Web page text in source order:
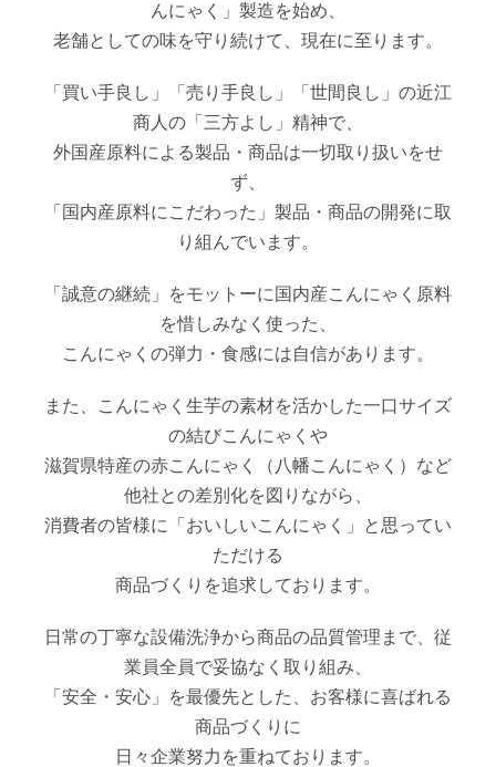
んにゃく」製造を始め、
老舗としての味を守り続けて、現在に至ります。
「買い手良し」「売り手良し」「世間良し」の近江
商人の「三方よし」精神で、
外国産原料による製品・商品は一切取り扱いをせ
ず、
「国内産原料にこだわった」製品・商品の開発に取
り組んでいます。
「誠意の継続」をモットーに国内産こんにゃく原料
を惜しみなく使った、
こんにゃくの弾力・食感には自信があります。
また、こんにゃく生芋の素材を活かした一口サイズ
の結びこんにゃくや
滋賀県特産の赤こんにゃく（八幡こんにゃく）など
他社との差別化を図りながら、
消費者の皆様に「おいしいこんにゃく」と思ってい
ただける
商品づくりを追求しております。
日常の丁寧な設備洗浄から商品の品質管理まで、従
業員全員で妥協なく取り組み、
「安全・安心」を最優先とした、お客様に喜ばれる
商品づくりに
日々企業努力を重ねております。